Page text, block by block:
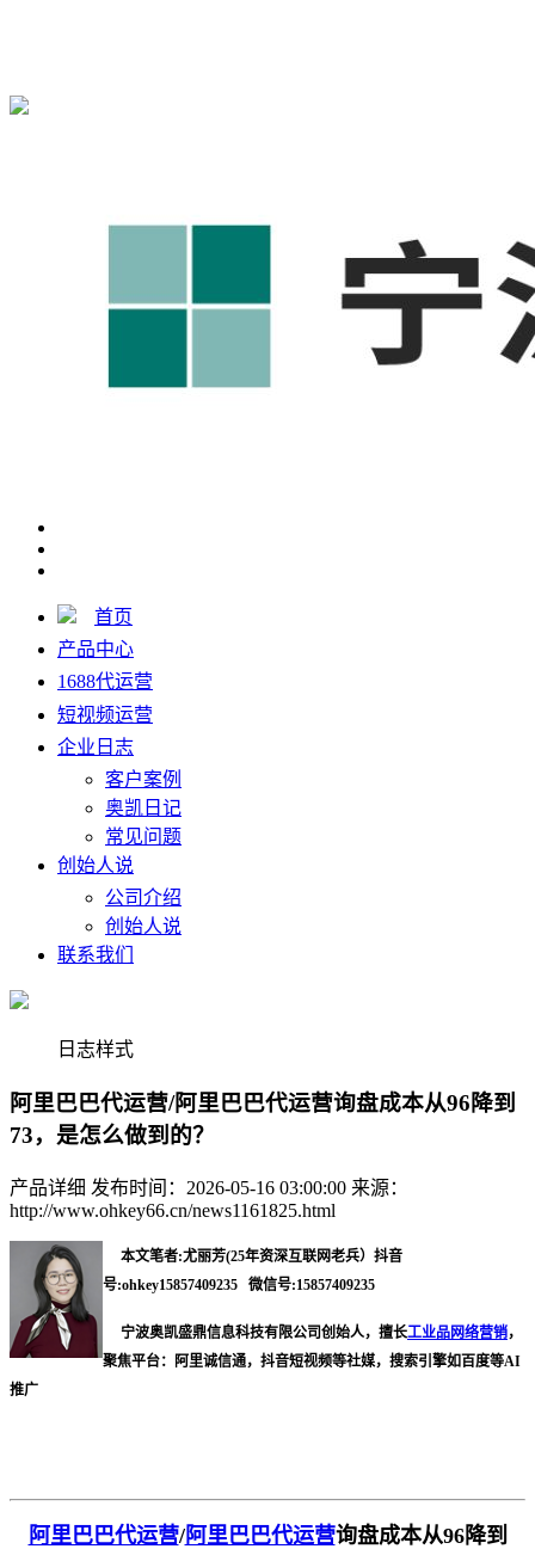
首页
产品中心
1688代运营
短视频运营
企业日志
客户案例
奥凯日记
常见问题
创始人说
公司介绍
创始人说
联系我们
日志样式
阿里巴巴代运营/阿里巴巴代运营询盘成本从96降到
73，是怎么做到的？
产品详细 发布时间：2026-05-16 03:00:00 来源：
http://www.ohkey66.cn/news1161825.html
本文笔者:尤丽芳(25年资深互联网老兵）抖音
号:ohkey15857409235 微信号:15857409235
宁波奥凯盛鼎信息科技有限公司创始人，擅长工业品网络营销，
聚焦平台：阿里诚信通，抖音短视频等社媒，搜索引擎如百度等AI
推广
阿里巴巴代运营/阿里巴巴代运营询盘成本从96降到